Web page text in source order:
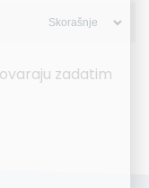
zadatim